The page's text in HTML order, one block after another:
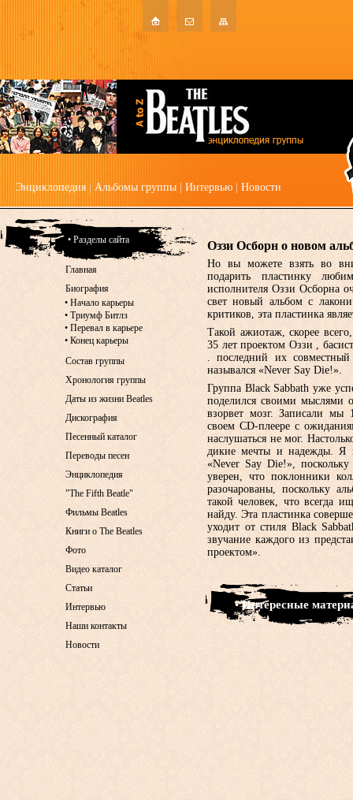
Энциклопедия Альбомы группы Интервью Новости
Оззи Осборн о новом
Но вы можете взять во
подарить пластинку
исполнителя Оззи Осборна
свет новый альбом с
критиков, эта пластинка
Такой ажиотаж, скорее
35 лет проектом Оззи ,
. последний их
назывался «Never Say Die!».
Группа Black Sabbath уже
поделился своими мыслями
взорвет мозг. Записали мы
своем CD-плеере с
наслушаться не мог.
дикие мечты и надежды. Я
«Never Say Die!»,
уверен, что поклонники
разочарованы, поскольку
такой человек, что всегда
найду. Эта пластинка
уходит от стиля Black
звучание каждого из
проектом».
• Интересные
• Разделы сайта
Главная
Биография
• Начало карьеры
• Триумф Битлз
• Перевал в карьере
• Конец карьеры
Состав группы
Хронология группы
Даты из жизни Beatles
Дискография
Песенный каталог
Переводы песен
Энциклопедия
"The Fifth Beatle"
Фильмы Beatles
Книги о The Beatles
Фото
Видео каталог
Статьи
Интервью
Наши контакты
Новости